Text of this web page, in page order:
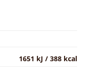
1651 kJ / 388 kcal